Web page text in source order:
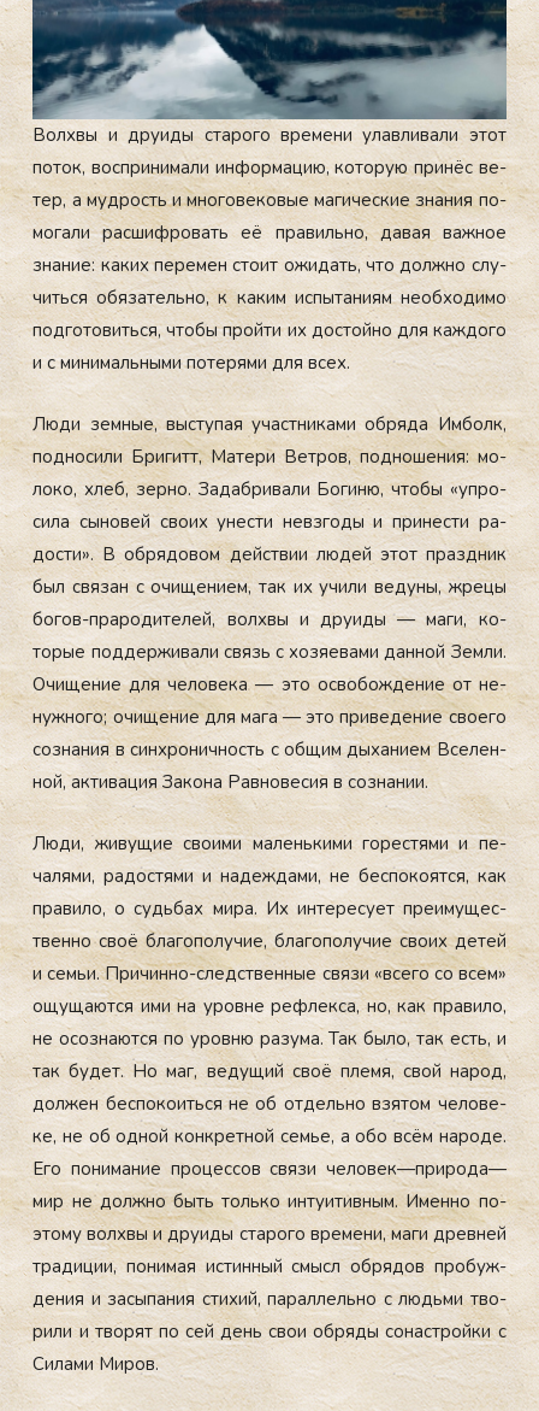
Вол­хвы и дру­иды ста­рого вре­мени улав­ли­вали этот
по­ток, вос­при­нима­ли ин­форма­цию, ко­торую при­нёс ве­
тер, а муд­рость и мно­гове­ковые ма­гичес­кие зна­ния по­
мога­ли рас­шифро­вать её пра­виль­но, да­вая важ­ное
зна­ние: ка­ких пе­ремен сто­ит ожи­дать, что дол­жно слу­
чить­ся обя­затель­но, к ка­ким ис­пы­тани­ям не­об­хо­димо
под­го­товить­ся, что­бы прой­ти их дос­той­но для каж­до­го
и с ми­нималь­ны­ми по­теря­ми для всех.
Лю­ди зем­ные, выс­ту­пая учас­тни­ками об­ря­да Им­болк,
под­но­сили Бри­гитт, Ма­тери Вет­ров, под­но­шения: мо­
локо, хлеб, зер­но. За­даб­ри­вали Бо­гиню, что­бы «уп­ро­
сила сы­новей сво­их унес­ти нев­зго­ды и при­нес­ти ра­
дос­ти». В об­ря­довом дей­ствии лю­дей этот праз­дник
был свя­зан с очи­щени­ем, так их учи­ли ве­дуны, жре­цы
бо­гов-пра­роди­телей, вол­хвы и дру­иды — ма­ги, ко­
торые под­держи­вали связь с хо­зя­ева­ми дан­ной Зем­ли.
Очи­щение для че­лове­ка — это ос­во­бож­де­ние от не­
нуж­но­го; очи­щение для ма­га — это при­веде­ние сво­его
соз­на­ния в син­хро­нич­ность с об­щим ды­хани­ем Все­лен­
ной, ак­ти­вация За­кона Рав­но­весия в соз­на­нии.
Лю­ди, жи­вущие сво­ими ма­лень­ки­ми го­рес­тя­ми и пе­
чаля­ми, ра­дос­тя­ми и на­деж­да­ми, не бес­по­ко­ят­ся, как
пра­вило, о судь­бах ми­ра. Их ин­те­ресу­ет пре­иму­щес­
твен­но своё бла­гопо­лучие, бла­гопо­лучие сво­их де­тей
и семьи. При­чин­но-следс­твен­ные свя­зи «все­го со всем»
ощу­ща­ют­ся ими на уров­не реф­лекса, но, как пра­вило,
не осоз­на­ют­ся по уров­ню ра­зума. Так бы­ло, так есть, и
так бу­дет. Но маг, ве­дущий своё пле­мя, свой на­род,
дол­жен бес­по­ко­ить­ся не об от­дель­но взя­том че­лове­
ке, не об од­ной кон­крет­ной семье, а обо всём на­роде.
Его по­нима­ние про­цес­сов свя­зи че­ло­век—при­рода—
мир не дол­жно быть толь­ко ин­ту­итив­ным. Имен­но по­
это­му вол­хвы и дру­иды ста­рого вре­мени, ма­ги древ­ней
тра­диции, по­нимая ис­тинный смысл об­ря­дов про­буж­
де­ния и за­сыпа­ния сти­хий, па­рал­лель­но с людь­ми тво­
рили и тво­рят по сей день свои об­ря­ды со­нас­трой­ки с
Си­лами Ми­ров.